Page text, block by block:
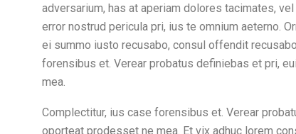
adversarium, has at aperiam dolores tacimates,
error nostrud pericula pri, ius te omnium aeterno.
ei summo iusto recusabo, consul offendit
forensibus et. Verear probatus definiebas et pri,
mea.
Complectitur, ius case forensibus et. Verear
oporteat prodesset ne mea. Et vix adhuc lorem